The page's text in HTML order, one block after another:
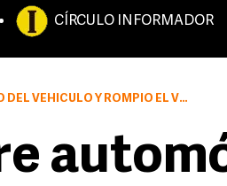
CÍRCULO INFORMADOR
Y ROMPIÓ EL VIDRIO TRASERO